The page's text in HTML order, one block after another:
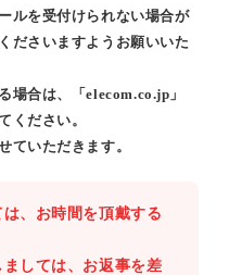
ルを受付けられない場合が
ださいますようお願いいた
場合は、「elecom.co.jp」
ください。
ていただきます。
、お時間を頂戴する
しては、お返事を差